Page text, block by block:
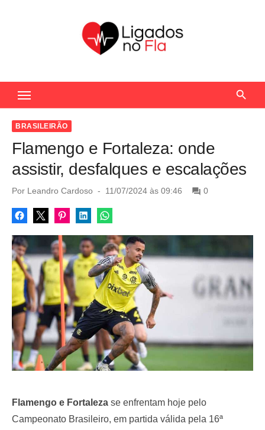
c
BRASILEIRÃO
Flamengo e Fortaleza: onde
assistir, desfalques e escalações
Por Leandro Cardoso
P
s
t
d
o
n
11/07/2024 às 09:46 0
Flamengo e Fortaleza se enfrentam hoje pelo
Campeonato Brasileiro, em partida válida pela 16ª